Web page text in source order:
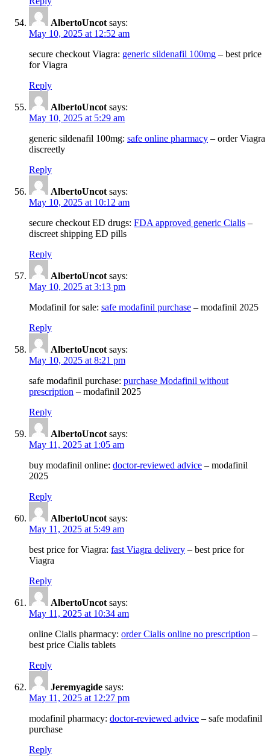
AlbertoUncot says:
May 10, 2025 at 12:52 am
secure checkout Viagra: generic sildenafil 100mg – best price
for Viagra
Reply
AlbertoUncot says:
May 10, 2025 at 5:29 am
generic sildenafil 100mg: safe online pharmacy – order Viagra
discreetly
Reply
AlbertoUncot says:
May 10, 2025 at 10:12 am
secure checkout ED drugs: FDA approved generic Cialis –
discreet shipping ED pills
Reply
AlbertoUncot says:
May 10, 2025 at 3:13 pm
Modafinil for sale: safe modafinil purchase – modafinil 2025
Reply
AlbertoUncot says:
May 10, 2025 at 8:21 pm
safe modafinil purchase: purchase Modafinil without
prescription – modafinil 2025
Reply
AlbertoUncot says:
May 11, 2025 at 1:05 am
buy modafinil online: doctor-reviewed advice – modafinil
2025
Reply
AlbertoUncot says:
May 11, 2025 at 5:49 am
best price for Viagra: fast Viagra delivery – best price for
Viagra
Reply
AlbertoUncot says:
May 11, 2025 at 10:34 am
online Cialis pharmacy: order Cialis online no prescription –
best price Cialis tablets
Reply
Jeremyagide says:
May 11, 2025 at 12:27 pm
modafinil pharmacy: doctor-reviewed advice – safe modafinil
purchase
Reply